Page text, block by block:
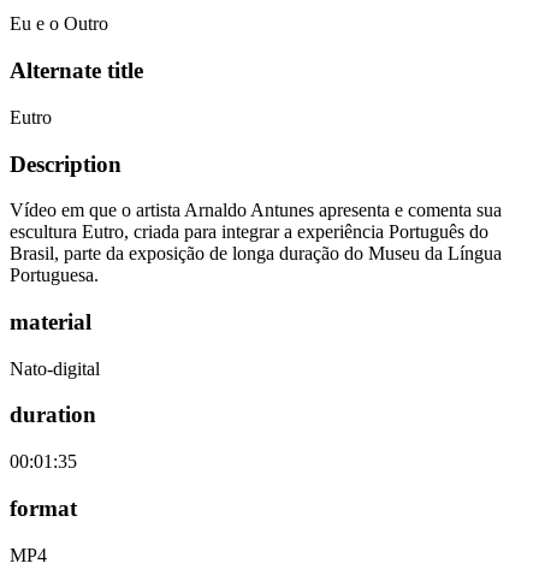
Eu e o Outro
Alternate title
Eutro
Description
Vídeo em que o artista Arnaldo Antunes apresenta e comenta sua
escultura Eutro, criada para integrar a experiência Português do
Brasil, parte da exposição de longa duração do Museu da Língua
Portuguesa.
material
Nato-digital
duration
00:01:35
format
MP4